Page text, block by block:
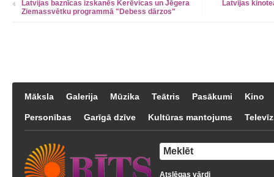
Latvijas baznīcas izskanēs Kerēvicas un Jēgera
Ziemassvētku programmā "Debess dārzos"
Latvijas
Māksla Galerija Mūzika Teātris Pasākumi Kino
Personības Garīgā dzīve Kultūras mantojums
Atslēgas vārdi